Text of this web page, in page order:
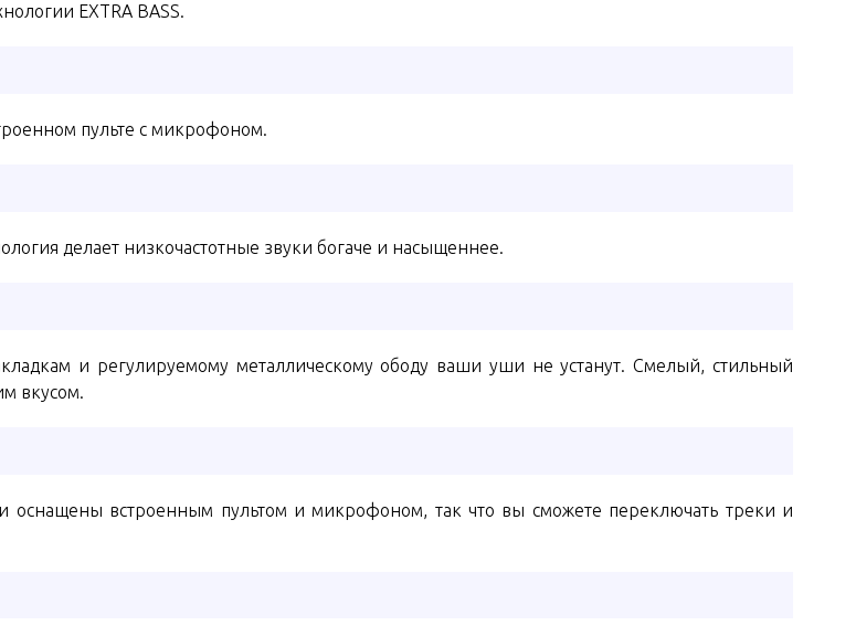
EXTRA BASS.
пульте с микрофоном.
делает низкочастотные звуки богаче и насыщеннее.
и регулируемому металлическому ободу ваши уши не устанут. Смелый, стильный
вкусом.
оснащены встроенным пультом и микрофоном, так что вы сможете переключать треки и